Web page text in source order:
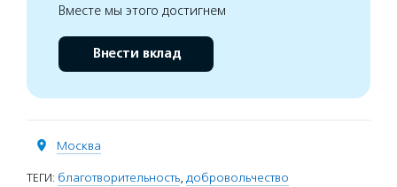
Вместе мы этого достигнем
Внести вклад
Москва
ТЕГИ: благотворительность, добровольчество